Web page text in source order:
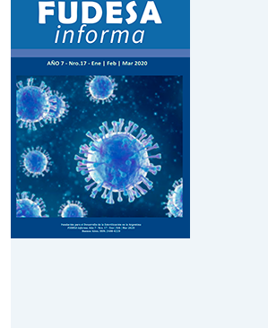
Año 7
Octubre - Noviembre 2021
Leer Revista